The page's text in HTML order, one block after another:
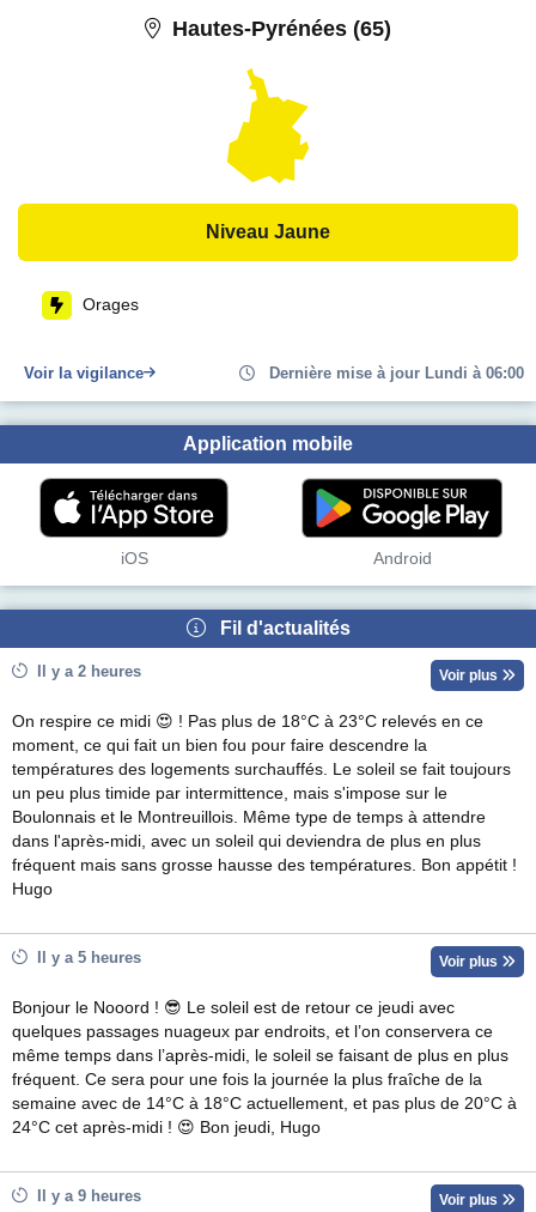
Hautes-Pyrénées (65)
Niveau Jaune
Orages
Voir la vigilance Dernière mise à jour Lundi à 06:00
Application mobile
iOS Android
Fil d'actualités
Il y a 2 heures Voir plus
On respire ce midi 😍 ! Pas plus de 18°C à 23°C relevés en ce
moment, ce qui fait un bien fou pour faire descendre la
températures des logements surchauffés. Le soleil se fait toujours
un peu plus timide par intermittence, mais s'impose sur le
Boulonnais et le Montreuillois. Même type de temps à attendre
dans l'après-midi, avec un soleil qui deviendra de plus en plus
fréquent mais sans grosse hausse des températures. Bon appétit !
Hugo
Il y a 5 heures Voir plus
Bonjour le Nooord ! 😎 Le soleil est de retour ce jeudi avec
quelques passages nuageux par endroits, et l’on conservera ce
même temps dans l’après-midi, le soleil se faisant de plus en plus
fréquent. Ce sera pour une fois la journée la plus fraîche de la
semaine avec de 14°C à 18°C actuellement, et pas plus de 20°C à
24°C cet après-midi ! 😍 Bon jeudi, Hugo
Il y a 9 heures Voir plus